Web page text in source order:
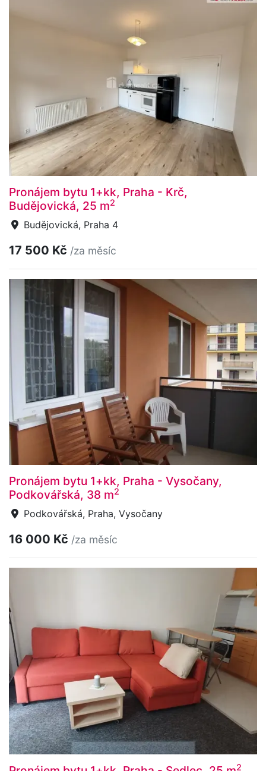
Pronájem bytu 1+kk, Praha - Krč,
Budějovická, 25 m2
Budějovická, Praha 4
17 500 Kč /za měsíc
Pronájem bytu 1+kk, Praha - Vysočany,
Podkovářská, 38 m2
Podkovářská, Praha, Vysočany
16 000 Kč /za měsíc
2